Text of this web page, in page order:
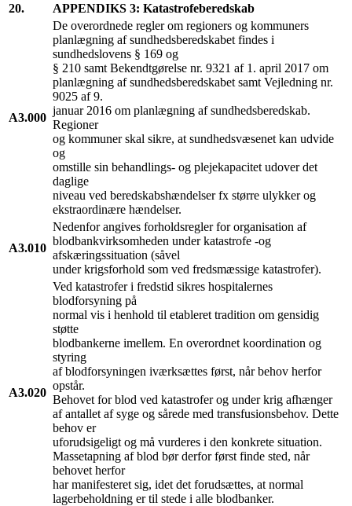
20. APPENDIKS 3: Katastrofeberedskab
A3.000
De overordnede regler om regioners og kommuners
planlægning af sundhedsberedskabet findes i
sundhedslovens § 169 og
§ 210 samt Bekendtgørelse nr. 9321 af 1. april 2017 om
planlægning af sundhedsberedskabet samt Vejledning nr.
9025 af 9.
januar 2016 om planlægning af sundhedsberedskab.
Regioner
og kommuner skal sikre, at sundhedsvæsenet kan udvide
og
omstille sin behandlings- og plejekapacitet udover det
daglige
niveau ved beredskabshændelser fx større ulykker og
ekstraordinære hændelser.
A3.010
Nedenfor angives forholdsregler for organisation af
blodbankvirksomheden under katastrofe -og
afskæringssituation (såvel
under krigsforhold som ved fredsmæssige katastrofer).
A3.020
Ved katastrofer i fredstid sikres hospitalernes
blodforsyning på
normal vis i henhold til etableret tradition om gensidig
støtte
blodbankerne imellem. En overordnet koordination og
styring
af blodforsyningen iværksættes først, når behov herfor
opstår.
Behovet for blod ved katastrofer og under krig afhænger
af antallet af syge og sårede med transfusionsbehov. Dette
behov er
uforudsigeligt og må vurderes i den konkrete situation.
Massetapning af blod bør derfor først finde sted, når
behovet herfor
har manifesteret sig, idet det forudsættes, at normal
lagerbeholdning er til stede i alle blodbanker.